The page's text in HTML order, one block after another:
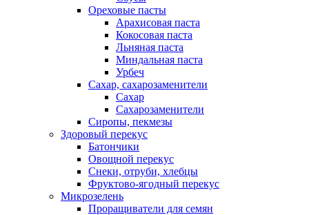
Ореховые пасты
Арахисовая паста
Кокосовая паста
Льняная паста
Миндальная паста
Урбеч
Сахар, сахарозаменители
Сахар
Сахарозаменители
Сиропы, пекмезы
Здоровый перекус
Батончики
Овощной перекус
Снеки, отруби, хлебцы
Фруктово-ягодный перекус
Микрозелень
Проращиватели для семян